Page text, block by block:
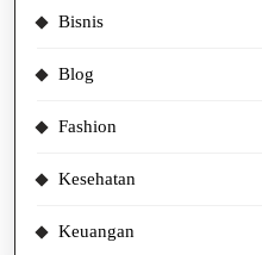
Bisnis
Blog
Fashion
Kesehatan
Keuangan